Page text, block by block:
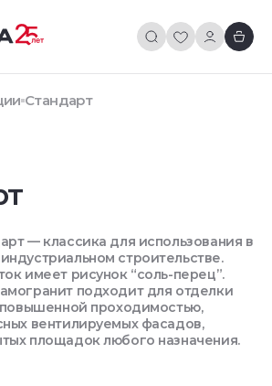
Стандарт
— классика для использования в
строительстве.
имеет рисунок “соль-перец”.
подходит для отделки
повышенной проходимостью,
вентилируемых фасадов,
площадок любого назначения.